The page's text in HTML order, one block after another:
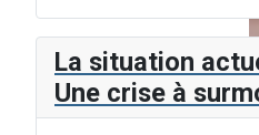
La situation
Une crise à